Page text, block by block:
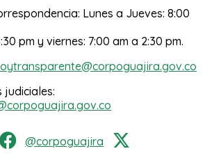
Lunes a Jueves: 8:00
pm y viernes: 7:00 am a 2:30 pm.
judiciales:
@corpoguajira